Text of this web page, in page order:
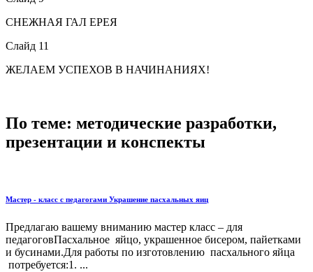
СНЕЖНАЯ ГАЛ ЕРЕЯ
Слайд 11
ЖЕЛАЕМ УСПЕХОВ В НАЧИНАНИЯХ!
По теме: методические разработки,
презентации и конспекты
Мастер - класс с педагогами Украшение пасхальных яиц
Предлагаю вашему вниманию мастер класс – для
педагоговПасхальное яйцо, украшенное бисером, пайетками
и бусинами.Для работы по изготовлению пасхального яйца
потребуется:1. ...